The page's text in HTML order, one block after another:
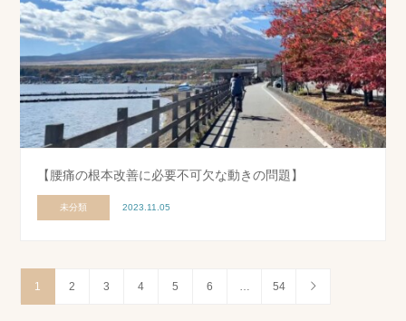
【腰痛の根本改善に必要不可欠な動きの問題】
未分類 2023.11.05
1 2 3 4 5 6 54